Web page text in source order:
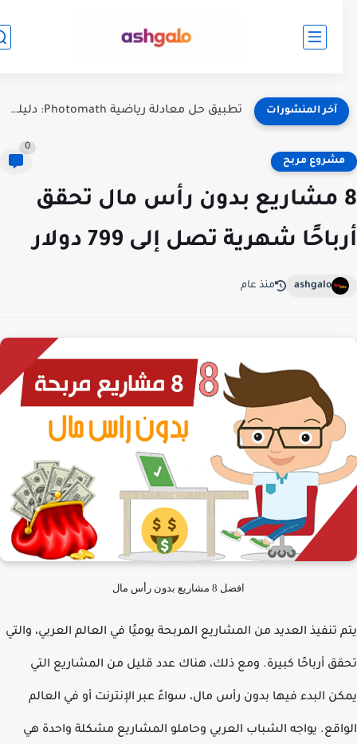
آخر المنشورات كيف تربح المال من كتابة المقالات؟ دليل شامل للمبتدئين والمحترفين
مربح
مشاريع بدون رأس مال تحقق
شهرية تصل إلى 799 دولار
ashgalo منذ عام
افضل 8 مشاريع بدون رأس مال
تنفيذ العديد من المشاريع المربحة يوميًا في العالم العربي، والتي
أرباحًا كبيرة. ومع ذلك، هناك عدد قليل من المشاريع التي
البدء فيها بدون رأس مال، سواءً عبر الإنترنت أو في العالم
يواجه الشباب العربي وحاملو المشاريع مشكلة واحدة هي